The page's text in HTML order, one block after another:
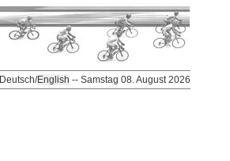
Deutsch/English -- Samstag 08. August 2026